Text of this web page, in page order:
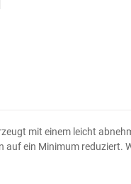
mit einem leicht
ein Minimum reduziert.